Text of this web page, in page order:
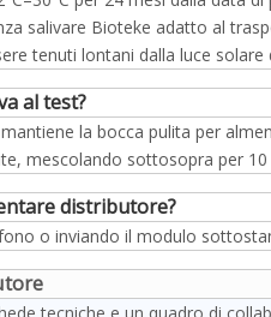
salivare Bioteke adatto al
tenuti lontani dalla luce
al test?
la bocca pulita per
mescolando sottosopra per
distributore?
o inviando il modulo